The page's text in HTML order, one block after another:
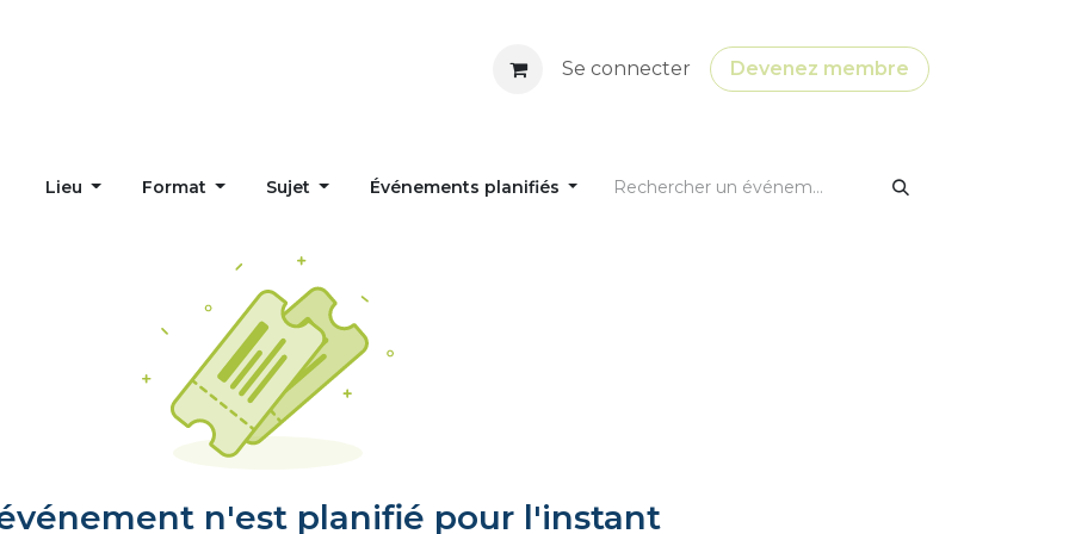
Se connecter Devenez membre
Lieu Format Sujet Événements planifiés
n'est planifié pour l'instant